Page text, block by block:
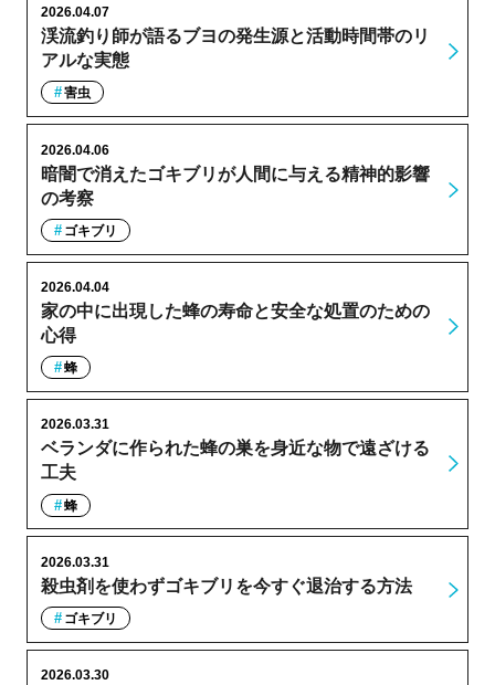
渓流釣り師が語るブヨの発生源と活動時間帯のリ
アルな実態
2026.04.07
害虫
暗闇で消えたゴキブリが人間に与える精神的影響
の考察
2026.04.06
ゴキブリ
家の中に出現した蜂の寿命と安全な処置のための
心得
2026.04.04
蜂
ベランダに作られた蜂の巣を身近な物で遠ざける
工夫
2026.03.31
蜂
殺虫剤を使わずゴキブリを今すぐ退治する方法
2026.03.31
ゴキブリ
2026.03.30